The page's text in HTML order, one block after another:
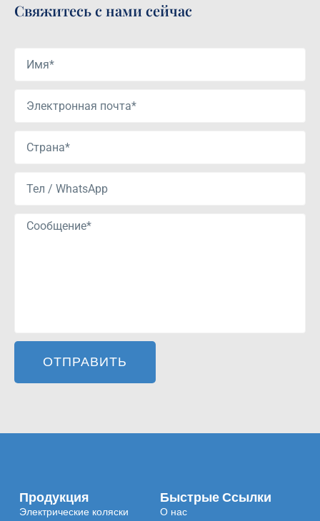
Свяжитесь с нами сейчас
ОТПРАВИТЬ
Продукция
Электрические коляски
Быстрые Ссылки
О нас